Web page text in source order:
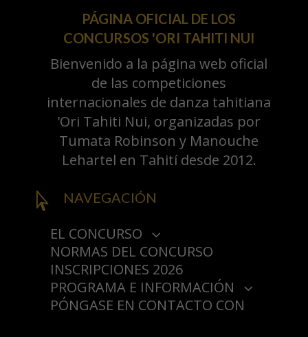
PÁGINA OFICIAL DE LOS
CONCURSOS 'ORI TAHITI NUI
Bienvenido a la página web oficial
de las competiciones
internacionales de danza tahitiana
'Ori Tahiti Nui, organizadas por
Tumata Robinson y Manouche
Lehartel en Tahití desde 2012.
 NAVEGACIÓN
EL CONCURSO 3
PRESENTACIÓN
HISTORIA
PREMIOS 3
2025
NORMAS DEL CONCURSO
INSCRIPCIONES 2026
PROGRAMA E INFORMACIÓN
3
PROGRAMA
PÓNGASE EN CONTACTO CON